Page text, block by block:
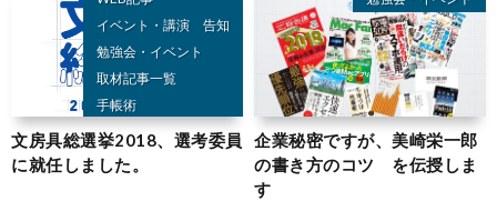
イベント・講演 告知
勉強会・イベント
取材記事一覧
手帳術
文具術
文房具総選挙2018、選考委員
に就任しました。
企業秘密ですが、美崎栄一郎
の書き方のコツ を伝授しま
す